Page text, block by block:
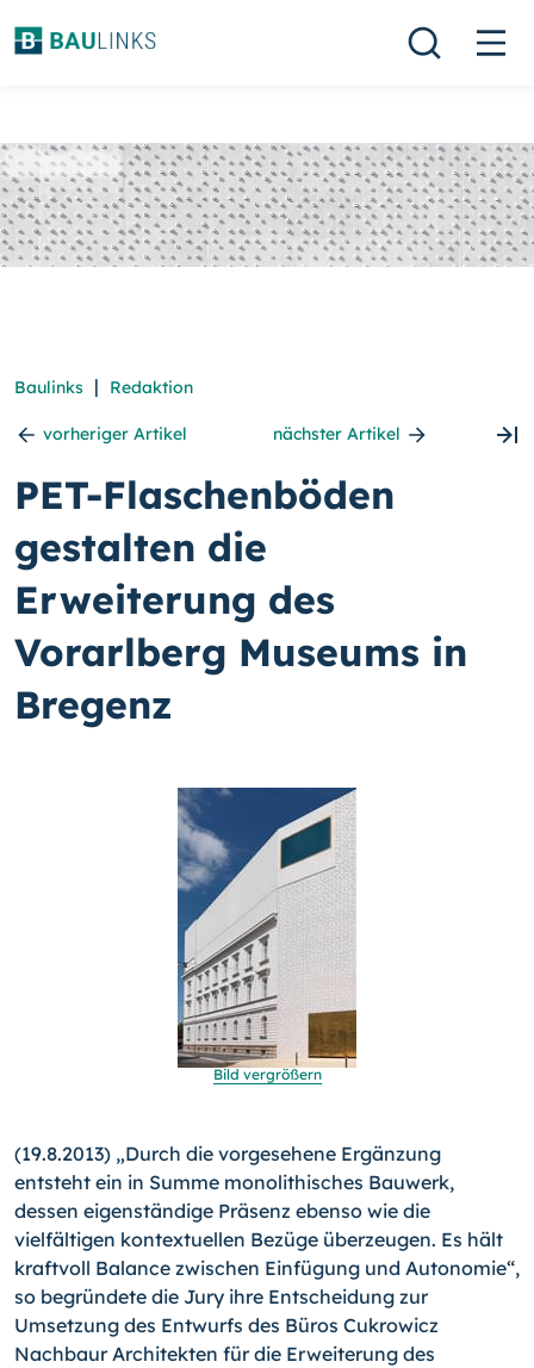
Baulinks | Redaktion
vorheriger Artikel nächster Artikel
PET-Flaschenböden
gestalten die
Erweiterung des
Vorarlberg Museums in
Bregenz
Bild vergrößern
(19.8.2013) „Durch die vorgesehene Ergänzung
entsteht ein in Summe monolithisches Bauwerk,
dessen eigenständige Präsenz ebenso wie die
vielfältigen kontextuellen Bezüge überzeugen. Es hält
kraftvoll Balance zwischen Einfügung und Autonomie“,
so begründete die Jury ihre Entscheidung zur
Umsetzung des Entwurfs des Büros Cukrowicz
Nachbaur Architekten für die Erweiterung des